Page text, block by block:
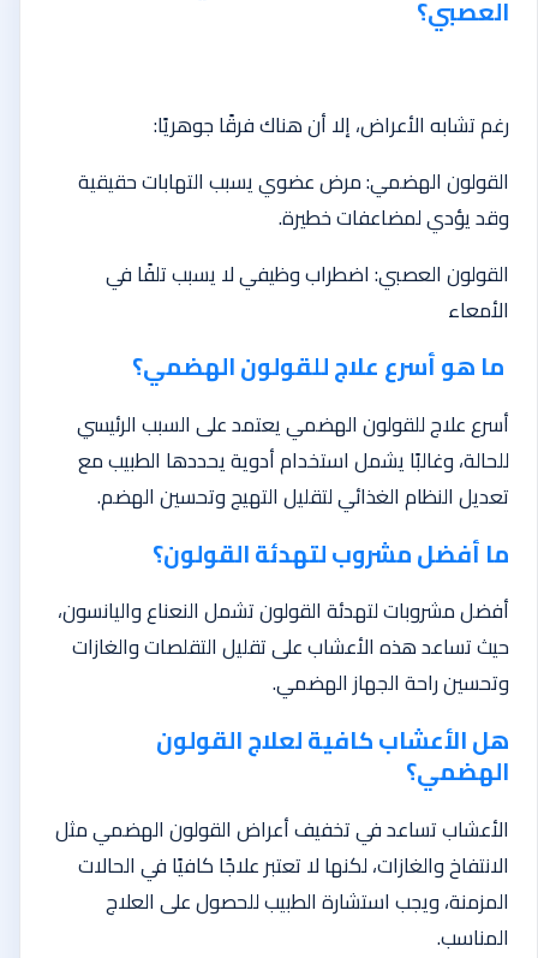
العصبي؟
رغم تشابه الأعراض، إلا أن هناك فرقًا جوهريًا:
القولون الهضمي: مرض عضوي يسبب التهابات حقيقية
وقد يؤدي لمضاعفات خطيرة.
القولون العصبي: اضطراب وظيفي لا يسبب تلفًا في
الأمعاء
ما هو أسرع علاج للقولون الهضمي؟
أسرع علاج للقولون الهضمي يعتمد على السبب الرئيسي
للحالة، وغالبًا يشمل استخدام أدوية يحددها الطبيب مع
تعديل النظام الغذائي لتقليل التهيج وتحسين الهضم.
ما أفضل مشروب لتهدئة القولون؟
أفضل مشروبات لتهدئة القولون تشمل النعناع واليانسون،
حيث تساعد هذه الأعشاب على تقليل التقلصات والغازات
وتحسين راحة الجهاز الهضمي.
هل الأعشاب كافية لعلاج القولون
الهضمي؟
الأعشاب تساعد في تخفيف أعراض القولون الهضمي مثل
الانتفاخ والغازات، لكنها لا تعتبر علاجًا كافيًا في الحالات
المزمنة، ويجب استشارة الطبيب للحصول على العلاج
المناسب.